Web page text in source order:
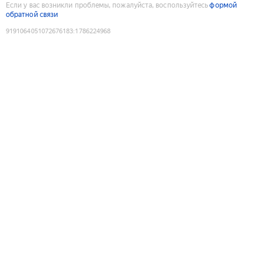
Если у вас возникли проблемы, пожалуйста, воспользуйтесьформой
обратной связи
9191064051072676183:1786224968